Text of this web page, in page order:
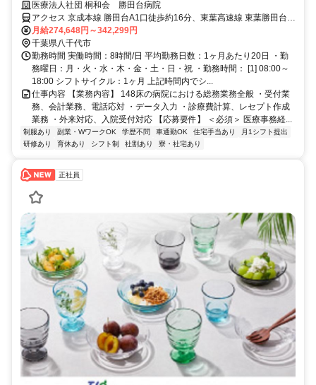
医療法人社団 桐和会 勝田台病院
アクセス 京成本線 勝田台A1口徒歩約16分、東葉高速線 東葉勝田台
A1口徒歩約16分 ※無料送迎バス有り、車通勤可能
月給274,648円～342,299円
千葉県八千代市
勤務時間 実働時間：8時間/日 平均勤務日数：1ヶ月あたり20日 ・勤
務曜日：月・火・水・木・金・土・日・祝 ・勤務時間： [1] 08:00～
18:00 シフトサイクル：1ヶ月 上記時間内でシ...
仕事内容 【業務内容】 148床の病院における総務業務全般 ・受付業
務、会計業務、電話応対 ・データ入力 ・診療費計算、レセプト作成
業務 ・外来対応、入院受付対応 【応募要件】 ＜必須＞ 医療事務経...
制服あり 副業・WワークOK 学歴不問 車通勤OK 住宅手当あり
月1シフト提出
研修あり
育休あり シフト制 社割あり 寮・社宅あり
正社員